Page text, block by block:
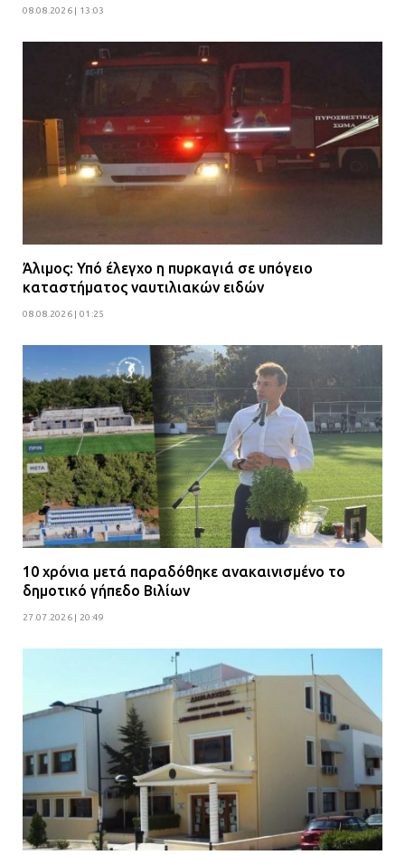
08.08.2026 | 13:03
Άλιμος: Υπό έλεγχο η πυρκαγιά σε υπόγειο
καταστήματος ναυτιλιακών ειδών
08.08.2026 | 01:25
10 χρόνια μετά παραδόθηκε ανακαινισμένο το
δημοτικό γήπεδο Βιλίων
27.07.2026 | 20:49